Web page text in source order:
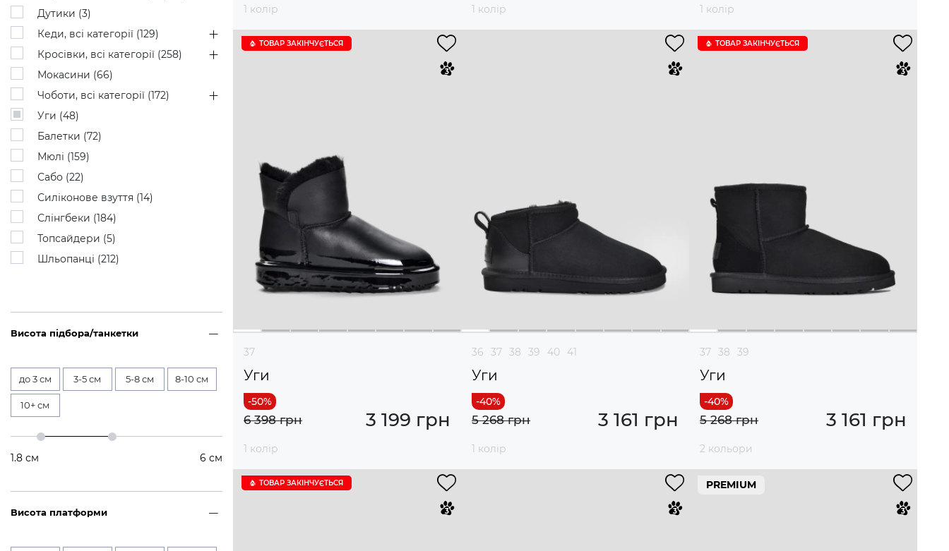
Дутики (3)
Кеди, всі категорії (129)
Кросівки, всі категорії (258)
Мокасини (66)
Чоботи, всі категорії (172)
Уги (48)
Балетки (72)
Мюлі (159)
Сабо (22)
Силіконове взуття (14)
Слінгбеки (184)
Топсайдери (5)
Шльопанці (212)
Висота підбора/танкетки
до 3 см 3-5 см 5-8 см 8-10 см
10+ см
1.8 см 6 см
Висота платформи
1 колір 1 колір 1 колір
ТОВАР ЗАКІНЧУЄTЬСЯ
37
Уги
3 199 грн
6 398 грн
1 колір
36 37 38 39 40 41
Уги
3 161 грн
5 268 грн
1 колір
ТОВАР ЗАКІНЧУЄTЬСЯ
37 38 39
Уги
3 161 грн
5 268 грн
2 кольори
ТОВАР ЗАКІНЧУЄTЬСЯ PREMIUM